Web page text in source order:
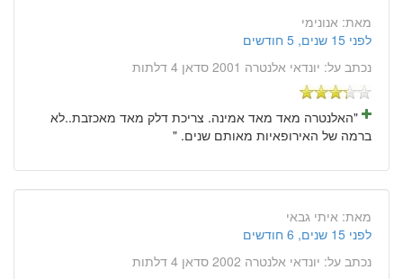
מאת: אנונימי
לפני 15 שנים, 5 חודשים
נכתב על: יונדאי אלנטרה 2001 סדאן 4 דלתות
"האלנטרה מאד מאד אמינה. צריכת דלק מאד מאכזבת..לא
ברמה של האירופאיות מאותם שנים. "
מאת: איתי גבאי
לפני 15 שנים, 6 חודשים
נכתב על: יונדאי אלנטרה 2002 סדאן 4 דלתות